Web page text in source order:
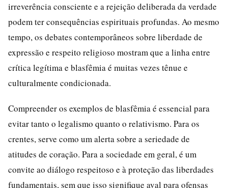
irreverência consciente e a rejeição deliberada da verdade
podem ter consequências espirituais profundas. Ao mesmo
tempo, os debates contemporâneos sobre liberdade de
expressão e respeito religioso mostram que a linha entre
crítica legítima e blasfêmia é muitas vezes tênue e
culturalmente condicionada.
Compreender os exemplos de blasfêmia é essencial para
evitar tanto o legalismo quanto o relativismo. Para os
crentes, serve como um alerta sobre a seriedade de
atitudes de coração. Para a sociedade em geral, é um
convite ao diálogo respeitoso e à proteção das liberdades
fundamentais, sem que isso signifique aval para ofensas